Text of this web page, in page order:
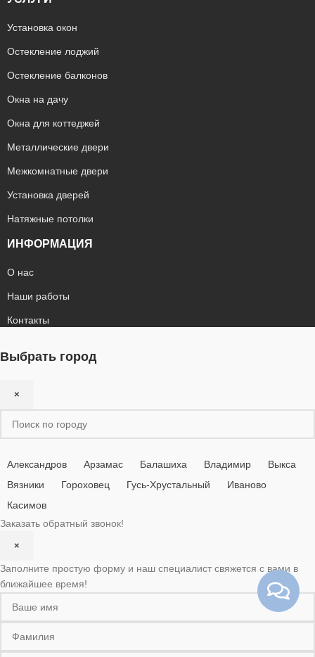
Установка окон
Остекление лоджий
Остекление балконов
Окна на дачу
Окна для коттеджей
Металлические двери
Межкомнатные двери
Установка дверей
Натяжные потолки
ИНФОРМАЦИЯ
О нас
Наши работы
Контакты
Выбрать город
×
Александров Арзамас Балашиха Владимир
Выкса
Вязники
Гороховец Гусь-Хрустальный
Иваново
Касимов
Заказать обратный звонок!
×
Заполните простую форму и наш специалист свяжется с вами в
ближайшее время!